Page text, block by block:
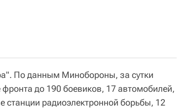
По данным Минобороны, за сутки
фронта до 190 боевиков, 17 автомобилей,
станции радиоэлектронной борьбы, 12